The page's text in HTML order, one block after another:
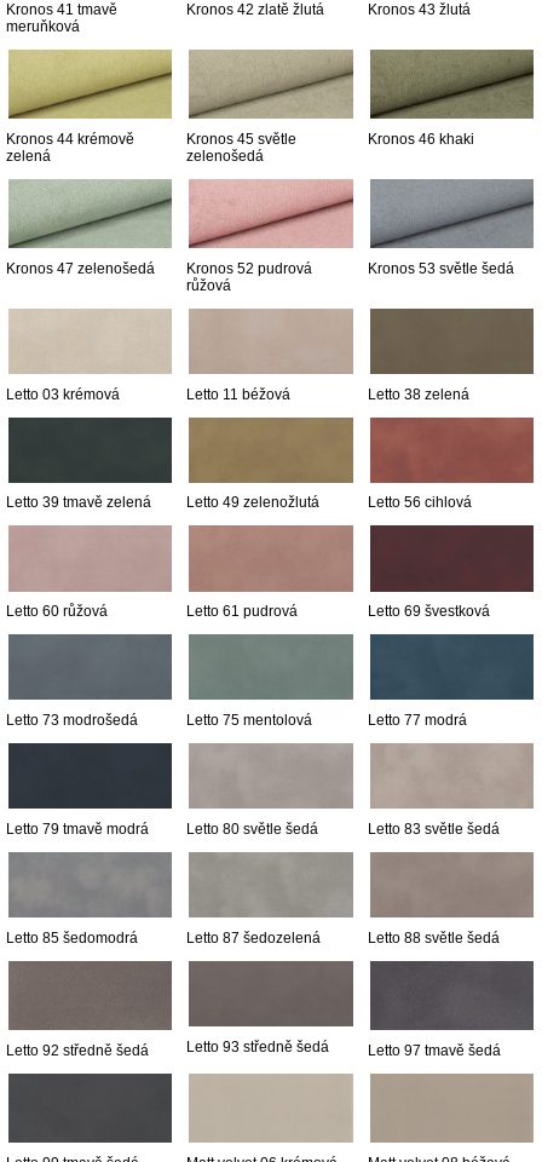
Kronos 41 tmavě
meruňková
Kronos 42 zlatě žlutá Kronos 43 žlutá
Kronos 44 krémově
zelená
Kronos 45 světle
zelenošedá
Kronos 46 khaki
Kronos 47 zelenošedá
Kronos 52 pudrová
růžová
Kronos 53 světle šedá
Letto 03 krémová Letto 11 béžová Letto 38 zelená
Letto 39 tmavě zelená Letto 49 zelenožlutá Letto 56 cihlová
Letto 60 růžová Letto 61 pudrová Letto 69 švestková
Letto 73 modrošedá Letto 75 mentolová Letto 77 modrá
Letto 79 tmavě modrá Letto 80 světle šedá Letto 83 světle šedá
Letto 85 šedomodrá Letto 87 šedozelená Letto 88 světle šedá
Letto 92 středně šedá Letto 93 středně šedá Letto 97 tmavě šedá